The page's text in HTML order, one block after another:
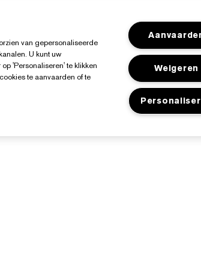
van gepersonaliseerde
U kunt uw
'Personaliseren' te klikken
te aanvaarden of te
Weigeren